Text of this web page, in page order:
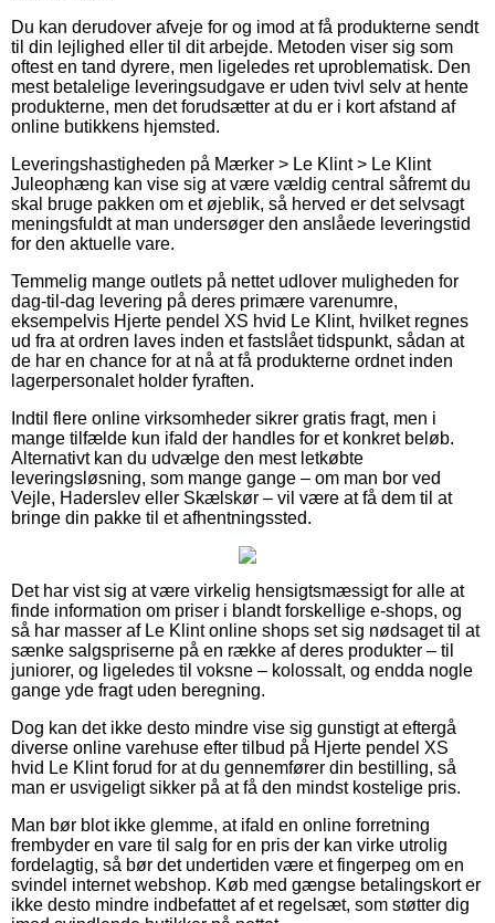
Du kan derudover afveje for og imod at få produkterne sendt
til din lejlighed eller til dit arbejde. Metoden viser sig som
oftest en tand dyrere, men ligeledes ret uproblematisk. Den
mest betalelige leveringsudgave er uden tvivl selv at hente
produkterne, men det forudsætter at du er i kort afstand af
online butikkens hjemsted.
Leveringshastigheden på Mærker > Le Klint > Le Klint
Juleophæng kan vise sig at være vældig central såfremt du
skal bruge pakken om et øjeblik, så herved er det selvsagt
meningsfuldt at man undersøger den anslåede leveringstid
for den aktuelle vare.
Temmelig mange outlets på nettet udlover muligheden for
dag-til-dag levering på deres primære varenumre,
eksempelvis Hjerte pendel XS hvid Le Klint, hvilket regnes
ud fra at ordren laves inden et fastslået tidspunkt, sådan at
de har en chance for at nå at få produkterne ordnet inden
lagerpersonalet holder fyraften.
Indtil flere online virksomheder sikrer gratis fragt, men i
mange tilfælde kun ifald der handles for et konkret beløb.
Alternativt kan du udvælge den mest letkøbte
leveringsløsning, som mange gange – om man bor ved
Vejle, Haderslev eller Skælskør – vil være at få dem til at
bringe din pakke til et afhentningssted.
Det har vist sig at være virkelig hensigtsmæssigt for alle at
finde information om priser i blandt forskellige e-shops, og
så har masser af Le Klint online shops set sig nødsaget til at
sænke salgspriserne på en række af deres produkter – til
juniorer, og ligeledes til voksne – kolossalt, og endda nogle
gange yde fragt uden beregning.
Dog kan det ikke desto mindre vise sig gunstigt at eftergå
diverse online varehuse efter tilbud på Hjerte pendel XS
hvid Le Klint forud for at du gennemfører din bestilling, så
man er usvigeligt sikker på at få den mindst kostelige pris.
Man bør blot ikke glemme, at ifald en online forretning
frembyder en vare til salg for en pris der kan virke utrolig
fordelagtig, så bør det undertiden være et fingerpeg om en
svindel internet webshop. Køb med gængse betalingskort er
ikke desto mindre indbefattet af et regelsæt, som støtter dig